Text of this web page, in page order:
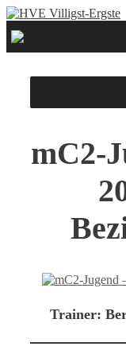
Zum
springen
mC2-
Trainer: